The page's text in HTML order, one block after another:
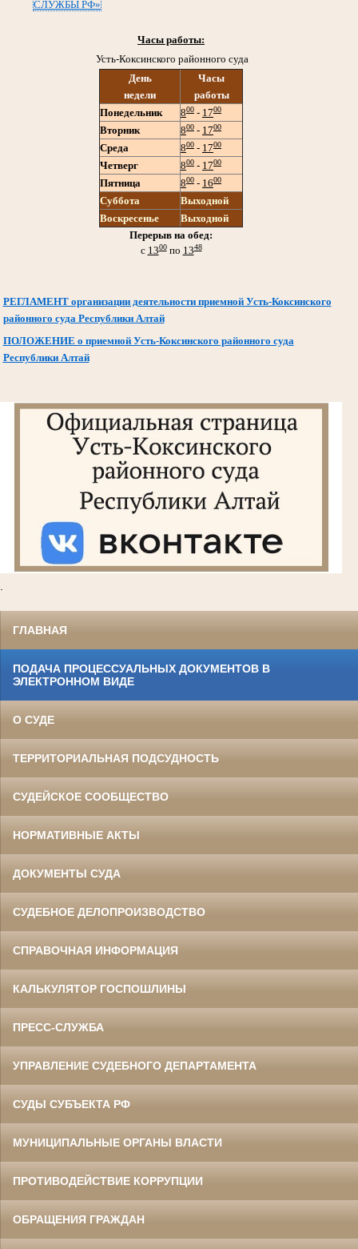
СЛУЖБЫ РФ»
Часы работы:
Усть-Коксинского районного суда
День
недели
Часы
работы
Понедельник
800 - 1700
Вторник 800 - 1700
Среда 800 - 1700
Четверг 800 - 1700
Пятница 800 - 1600
Суббота
Выходной
Воскресенье
Выходной
Перерыв на обед:
с 1300по 1348
РЕГЛАМЕНТ организации деятельности приемной Усть-Коксинского
районного суда Республики Алтай
ПОЛОЖЕНИЕ о приемной Усть-Коксинского районного суда
Республики Алтай
ГЛАВНАЯ
ПОДАЧА ПРОЦЕССУАЛЬНЫХ ДОКУМЕНТОВ В
ЭЛЕКТРОННОМ ВИДЕ
О СУДЕ
ТЕРРИТОРИАЛЬНАЯ ПОДСУДНОСТЬ
СУДЕЙСКОЕ СООБЩЕСТВО
НОРМАТИВНЫЕ АКТЫ
ДОКУМЕНТЫ СУДА
СУДЕБНОЕ ДЕЛОПРОИЗВОДСТВО
СПРАВОЧНАЯ ИНФОРМАЦИЯ
КАЛЬКУЛЯТОР ГОСПОШЛИНЫ
ПРЕСС-СЛУЖБА
УПРАВЛЕНИЕ СУДЕБНОГО ДЕПАРТАМЕНТА
СУДЫ СУБЪЕКТА РФ
МУНИЦИПАЛЬНЫЕ ОРГАНЫ ВЛАСТИ
ПРОТИВОДЕЙСТВИЕ КОРРУПЦИИ
ОБРАЩЕНИЯ ГРАЖДАН